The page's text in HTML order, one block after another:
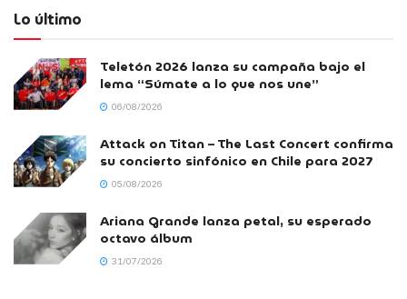
Lo último
Teletón 2026 lanza su campaña bajo el
lema “Súmate a lo que nos une”
06/08/2026
Attack on Titan – The Last Concert confirma
su concierto sinfónico en Chile para 2027
05/08/2026
Ariana Grande lanza petal, su esperado
octavo álbum
31/07/2026